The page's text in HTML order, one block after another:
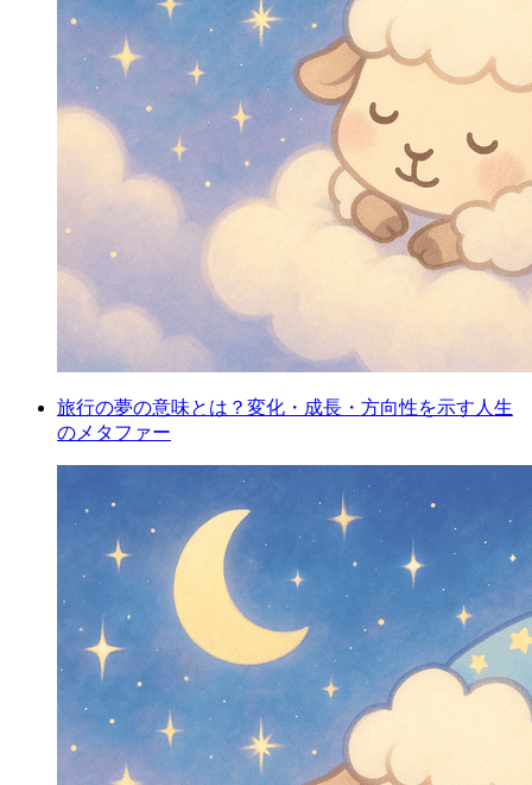
旅行の夢の意味とは？変化・成長・方向性を示す人生
のメタファー